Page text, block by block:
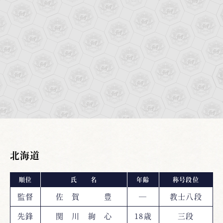
北海道
順位 氏 名 年齢 称号段位
監督 佐 賀 豊 ―
教士八段
先鋒
関 川 絢 心 18歳 三段